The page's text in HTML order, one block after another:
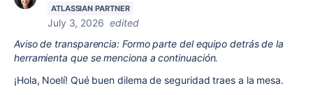
ATLASSIAN PARTNER
July 3, 2026 edited
Aviso de transparencia: Formo parte del equipo detrás de la
herramienta que se menciona a continuación.
¡Hola, Noelí! Qué buen dilema de seguridad traes a la mesa.